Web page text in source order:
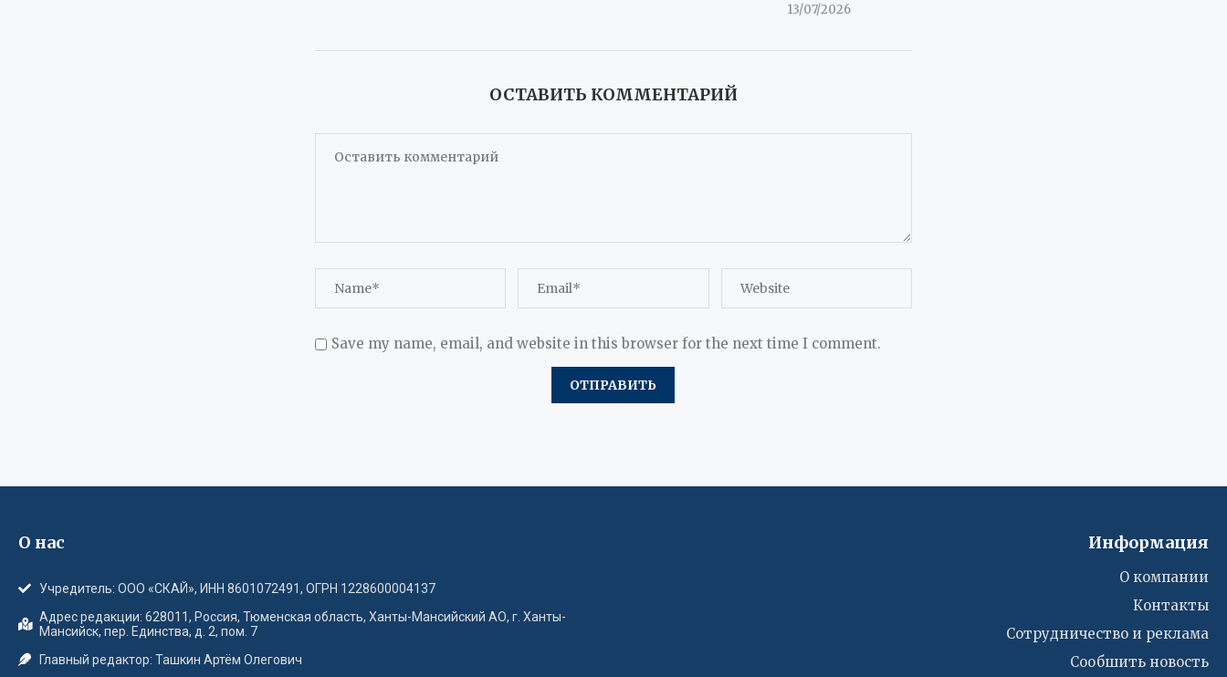
13/07/2026
ОСТАВИТЬ КОММЕНТАРИЙ
Save my name, email, and website in this browser for the next time I comment.
О нас
Учредитель: ООО «СКАЙ», ИНН 8601072491, ОГРН 1228600004137
Адрес редакции: 628011, Россия, Тюменская область, Ханты-Мансийский АО, г. Ханты-
Мансийск, пер. Единства, д. 2, пом. 7
Главный редактор: Ташкин Артём Олегович
Информация
О компании
Контакты
Сотрудничество и реклама
Сообшить новость